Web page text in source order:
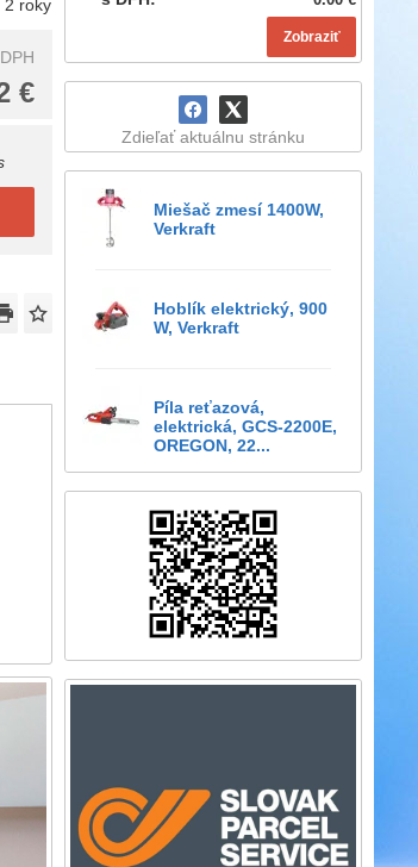
Zobraziť
Zdieľať aktuálnu stránku
Miešač zmesí 1400W,
Verkraft
Hoblík elektrický, 900
W, Verkraft
Píla reťazová,
elektrická, GCS-2200E,
OREGON, 22...
2 roky
€